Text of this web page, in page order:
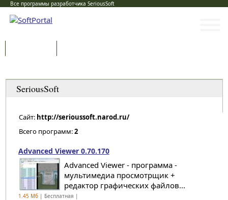
Все программы разработчика SeriousSoft
SeriousSoft
Сайт: http://serioussoft.narod.ru/
Всего программ:2
Advanced Viewer 0.70.170
Advanced Viewer - программа -
мультимедиа просмотрщик +
редактор графических файлов...
1.45 Мб| Бесплатная |